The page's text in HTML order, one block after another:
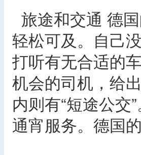
旅途和交通 德
轻松可及。自己
打听有无合适的
机会的司机，给
内则有“短途公交
通宵服务。德国